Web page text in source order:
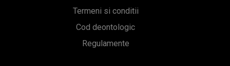
Termeni si conditii
Cod deontologic
Regulamente